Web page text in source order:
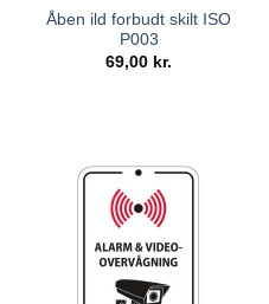
Åben ild forbudt skilt ISO
P003
69,00 kr.